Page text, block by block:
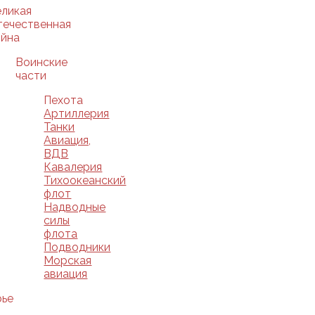
Воинские
части
Пехота
Артиллерия
Танки
Авиация,
ВДВ
Кавалерия
Тихоокеанский
флот
Надводные
силы
флота
Подводники
Морская
авиация